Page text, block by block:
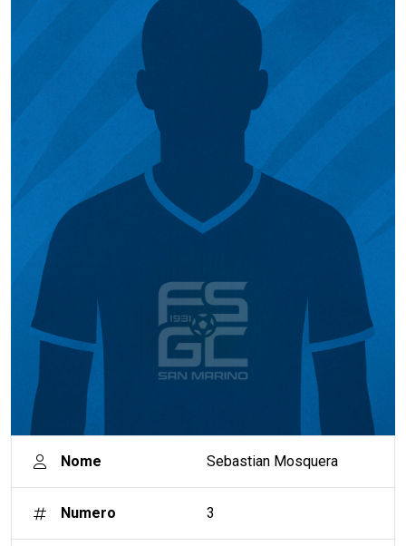
Nome Sebastian Mosquera
Numero 3